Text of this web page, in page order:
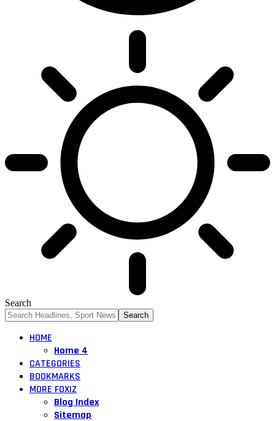
Search
HOME
Home 4
CATEGORIES
BOOKMARKS
MORE FOXIZ
Blog Index
Sitemap